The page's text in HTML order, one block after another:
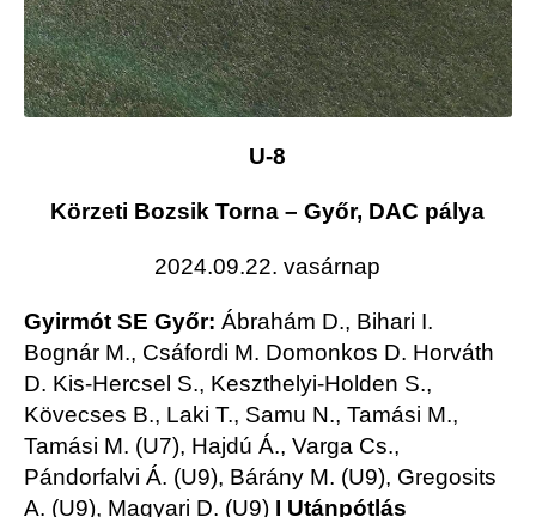
U-8
Körzeti Bozsik Torna – Győr, DAC pálya
2024.09.22. vasárnap
Gyirmót SE Győr: Ábrahám D., Bihari I.
Bognár M., Csáfordi M. Domonkos D. Horváth
D. Kis-Hercsel S., Keszthelyi-Holden S.,
Kövecses B., Laki T., Samu N., Tamási M.,
Tamási M. (U7), Hajdú Á., Varga Cs.,
Pándorfalvi Á. (U9), Bárány M. (U9), Gregosits
A. (U9), Magyari D. (U9) I Utánpótlás